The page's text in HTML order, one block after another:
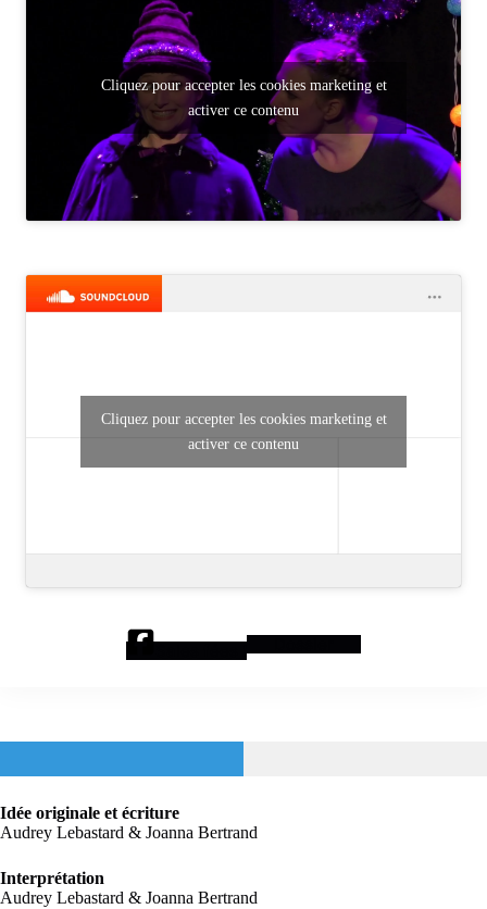
Cliquez pour accepter les cookies marketing et
activer ce contenu
Cliquez pour accepter les cookies marketing et
activer ce contenu
Idée originale et écriture
Audrey Lebastard & Joanna Bertrand
Interprétation
Audrey Lebastard & Joanna Bertrand